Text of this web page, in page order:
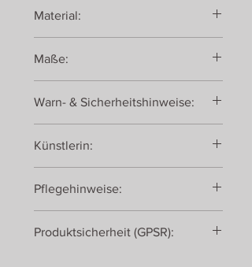
Material:
Maße:
Warn- & Sicherheitshinweise:
Spielen nicht geeignet!
Künstlerin:
Pflegehinweise:
Oberfläche mit einem feuchten
Produktsicherheit (GPSR):